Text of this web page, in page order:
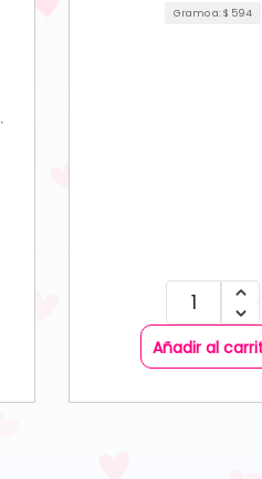
Gramo a:$ 594
Añadir al